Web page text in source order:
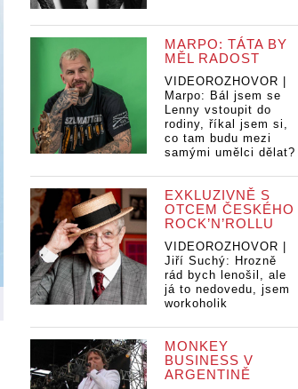
MARPO: TÁTA BY
MĚL RADOST
VIDEOROZHOVOR |
Marpo: Bál jsem se
Lenny vstoupit do
rodiny, říkal jsem si,
co tam budu mezi
samými umělci dělat?
EXKLUZIVNĚ S
OTCEM ČESKÉHO
ROCK’N’ROLLU
VIDEOROZHOVOR |
Jiří Suchý: Hrozně
rád bych lenošil, ale
já to nedovedu, jsem
workoholik
MONKEY
BUSINESS V
ARGENTINĚ